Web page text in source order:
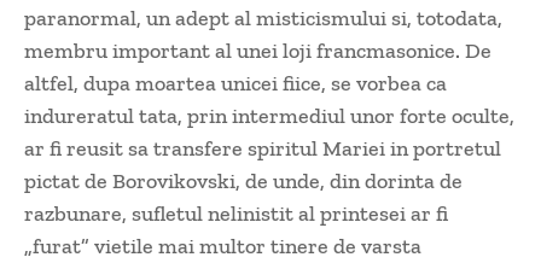
paranormal, un adept al misticismului si, totodata,
membru important al unei loji francmasonice. De
altfel, dupa moartea unicei fiice, se vorbea ca
indureratul tata, prin intermediul unor forte oculte,
ar fi reusit sa transfere spiritul Mariei in portretul
pictat de Borovikovski, de unde, din dorinta de
razbunare, sufletul nelinistit al printesei ar fi
„furat” vietile mai multor tinere de varsta